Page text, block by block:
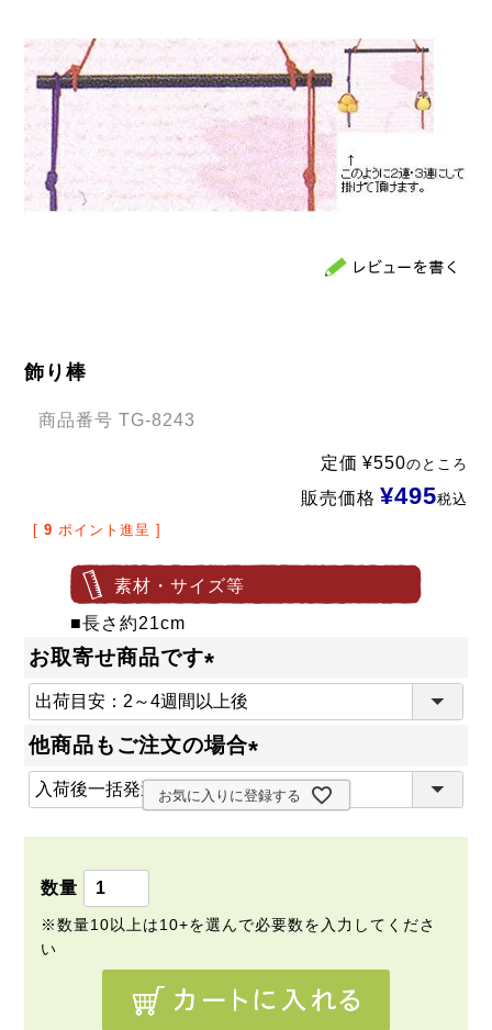
飾り棒
商品番号 TG-8243
定価 ¥550のところ
販売価格 ¥495税込
[ 9 ポイント進呈 ]
素材・サイズ等
■長さ約21cm
お取寄せ商品です
(
必
)
他商品もご注文の場合
(
お気に入りに登録する